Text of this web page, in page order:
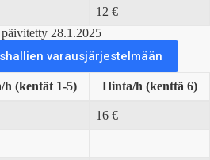
12 €
28.1.2025
varausjärjestelmään
h (kentät 1-5) Hinta/h (kenttä 6)
16 €